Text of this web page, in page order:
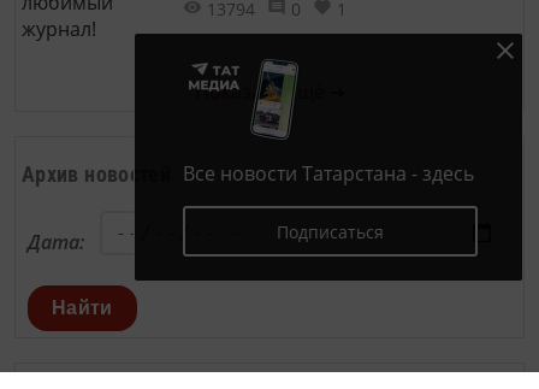
13794
0 1
Показать ещё ➜
Архив новостей
Дата:
Найти
Все новости Татарстана - здесь
Подписаться